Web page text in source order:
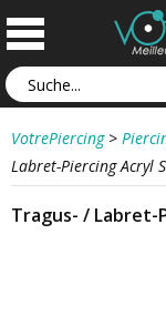
VotrePiercing >
Labret-Piercing Acryl
Tragus- / Labret-